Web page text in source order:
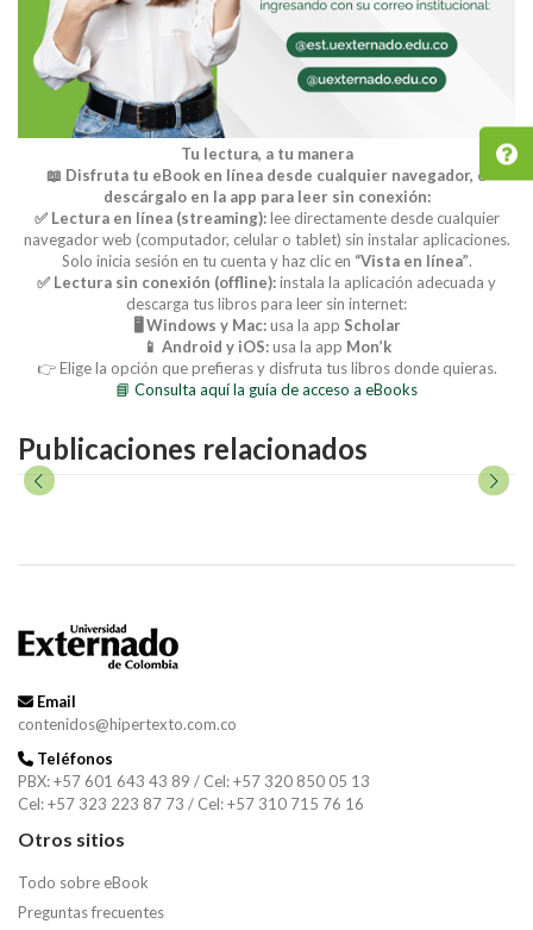
Tu lectura, a tu manera
📖 Disfruta tu eBook en línea desde cualquier navegador, o
descárgalo en la app para leer sin conexión:
✅ Lectura en línea (streaming):lee directamente desde cualquier
navegador web (computador, celular o tablet) sin instalar aplicaciones.
Solo inicia sesión en tu cuenta y haz clic en “Vista en línea”.
✅ Lectura sin conexión (offline):instala la aplicación adecuada y
descarga tus libros para leer sin internet:
🖥️ Windows y Mac:usa la app Scholar
📱 Android y iOS:usa la app Mon’k
👉 Elige la opción que prefieras y disfruta tus libros donde quieras.
📘 Consulta aquí la guía de acceso a eBooks
Publicaciones relacionados
Email
contenidos@hipertexto.com.co
Teléfonos
PBX: +57 601 643 43 89 / Cel: +57 320 850 05 13
Cel: +57 323 223 87 73 / Cel: +57 310 715 76 16
Otros sitios
Todo sobre eBook
Preguntas frecuentes